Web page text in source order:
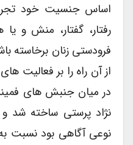
اساس جنسیت خود
رفتار، گفتار، منش و یا
فرودستی زنان برخاسته
از آن راه را بر فعالیت
در میان جنبش های
نژاد پرستی ساخته شد و
نوعی آگاهی بود نسبت